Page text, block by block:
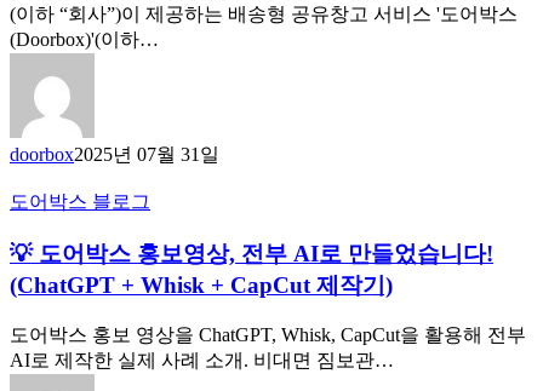
(이하 “회사”)이 제공하는 배송형 공유창고 서비스 '도어박스
(Doorbox)'(이하…
doorbox2025년 07월 31일
도어박스 블로그
💡 도어박스 홍보영상, 전부 AI로 만들었습니다!
(ChatGPT + Whisk + CapCut 제작기)
도어박스 홍보 영상을 ChatGPT, Whisk, CapCut을 활용해 전부
AI로 제작한 실제 사례 소개. 비대면 짐보관…